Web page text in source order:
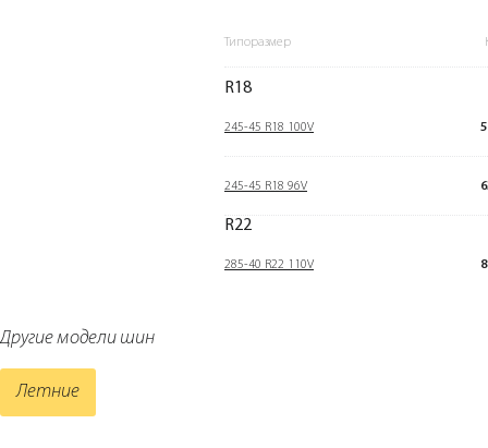
Типоразмер
R18
245-45 R18 100V
245-45 R18 96V
R22
285-40 R22 110V
Другие модели шин
Летние